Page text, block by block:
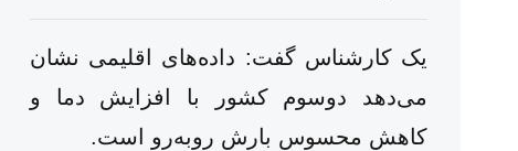
یک کارشناس گفت: داده‌های اقلیمی نشان
می‌دهد دوسوم کشور با افزایش دما و
کاهش محسوس بارش روبه‌رو است.